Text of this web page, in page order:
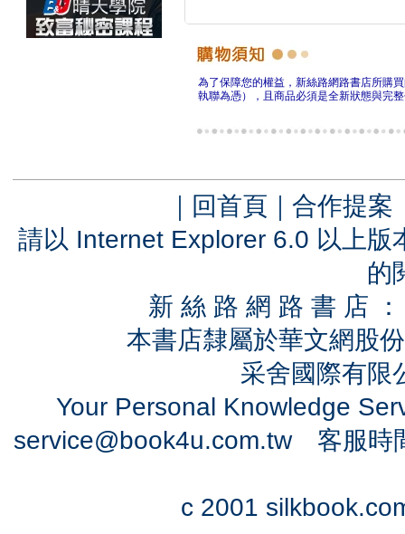
為了保障您的權益，新絲路網路書店所購
執聯為憑），且商品必須是全新狀態與完
｜ 回首頁 ｜ 合作提案
請以 Internet Explorer 6.0 以上
的
新 絲 路 網 路 書 店
本書店隸屬於華文網股
采舍國際有
Your Personal Knowledge
service@book4u.com.tw客服時
c 2001